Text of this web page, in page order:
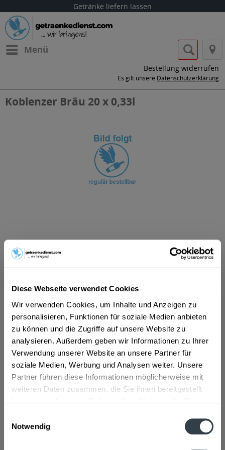
Diese Webseite verwendet Cookies
Wir verwenden Cookies, um Inhalte und Anzeigen zu
personalisieren, Funktionen für soziale Medien anbieten
zu können und die Zugriffe auf unsere Website zu
analysieren. Außerdem geben wir Informationen zu Ihrer
Verwendung unserer Website an unsere Partner für
soziale Medien, Werbung und Analysen weiter. Unsere
Partner führen diese Informationen möglicherweise mit
weiteren Daten zusammen, die Sie ihnen bereitgestellt
Notwendig
Getränke liefern lassen
Menü
Bestellung widerrufen
Es gilt unsere Datenschutzerklärung
Koblenzer Bräu 20 x 0,33l
ab 101,01 € *
Vorrätig
MEHRWEG
+3,10 € Pfand
In den Warenkorb
Artikel-Nr.:
28487
Verfügbar in:
"Koblenzer Bräu 20 x 0,33l"